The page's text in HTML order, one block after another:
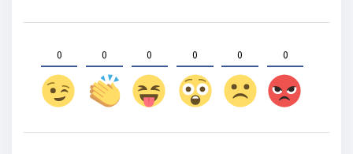
0 0 0 0 0 0